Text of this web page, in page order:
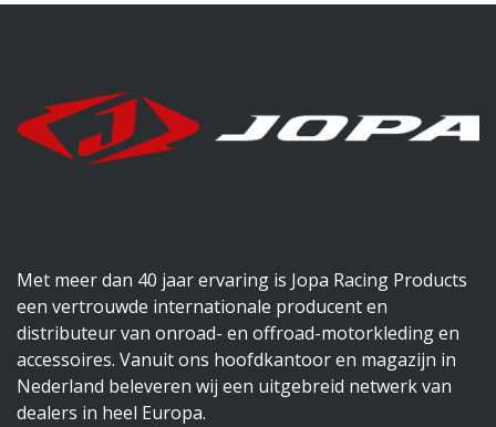
Met meer dan 40 jaar ervaring is Jopa Racing Products
een vertrouwde internationale producent en
distributeur van onroad- en offroad-motorkleding en
accessoires. Vanuit ons hoofdkantoor en magazijn in
Nederland beleveren wij een uitgebreid netwerk van
dealers in heel Europa.